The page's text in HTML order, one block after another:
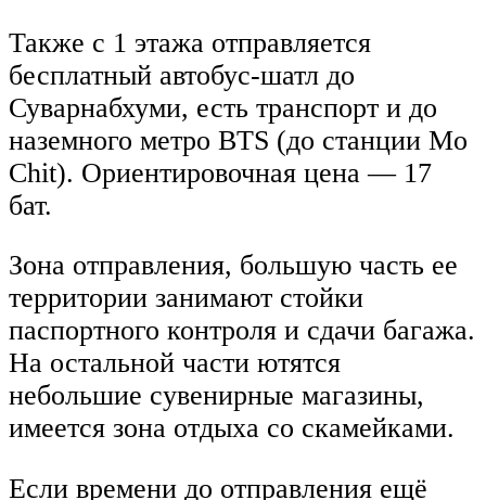
Также с 1 этажа отправляется
бесплатный автобус-шатл до
Суварнабхуми, есть транспорт и до
наземного метро BTS (до станции Mo
Chit). Ориентировочная цена — 17
бат.
Зона отправления, большую часть ее
территории занимают стойки
паспортного контроля и сдачи багажа.
На остальной части ютятся
небольшие сувенирные магазины,
имеется зона отдыха со скамейками.
Если времени до отправления ещё